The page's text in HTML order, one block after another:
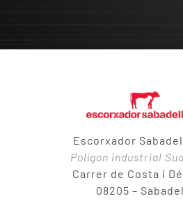
Escorxador
Polígon industrial
Carrer de Costa i
08205 –